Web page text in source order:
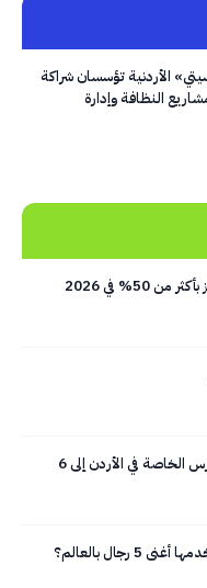
الأردنية تؤسسان شراكة
النظافة وإدارة
في 2026
مقترح حكومي يصنف المدارس الخاصة في الأردن إلى 6
رجال بالعالم؟